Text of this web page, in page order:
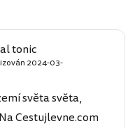
tonic
2024-03-
světa světa,
Cestujlevne.com